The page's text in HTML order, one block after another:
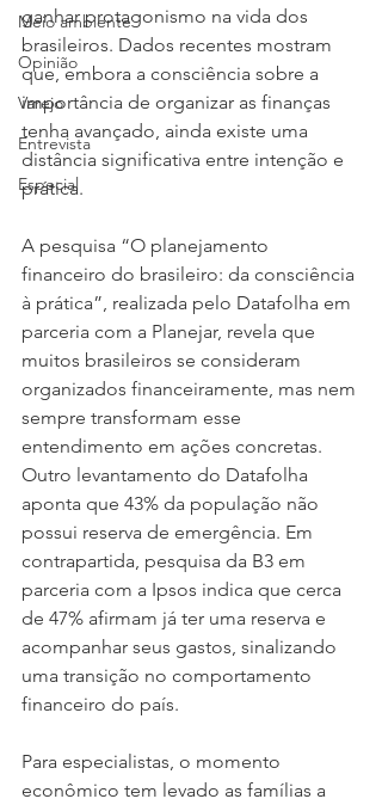
Meio ambiente
Opinião
Varejo
Entrevista
Especial
ganhar protagonismo na vida dos
brasileiros. Dados recentes mostram
que, embora a consciência sobre a
importância de organizar as finanças
tenha avançado, ainda existe uma
distância significativa entre intenção e
prática.
A pesquisa “O planejamento
financeiro do brasileiro: da consciência
à prática”, realizada pelo Datafolha em
parceria com a Planejar, revela que
muitos brasileiros se consideram
organizados financeiramente, mas nem
sempre transformam esse
entendimento em ações concretas.
Outro levantamento do Datafolha
aponta que 43% da população não
possui reserva de emergência. Em
contrapartida, pesquisa da B3 em
parceria com a Ipsos indica que cerca
de 47% afirmam já ter uma reserva e
acompanhar seus gastos, sinalizando
uma transição no comportamento
financeiro do país.
Para especialistas, o momento
econômico tem levado as famílias a